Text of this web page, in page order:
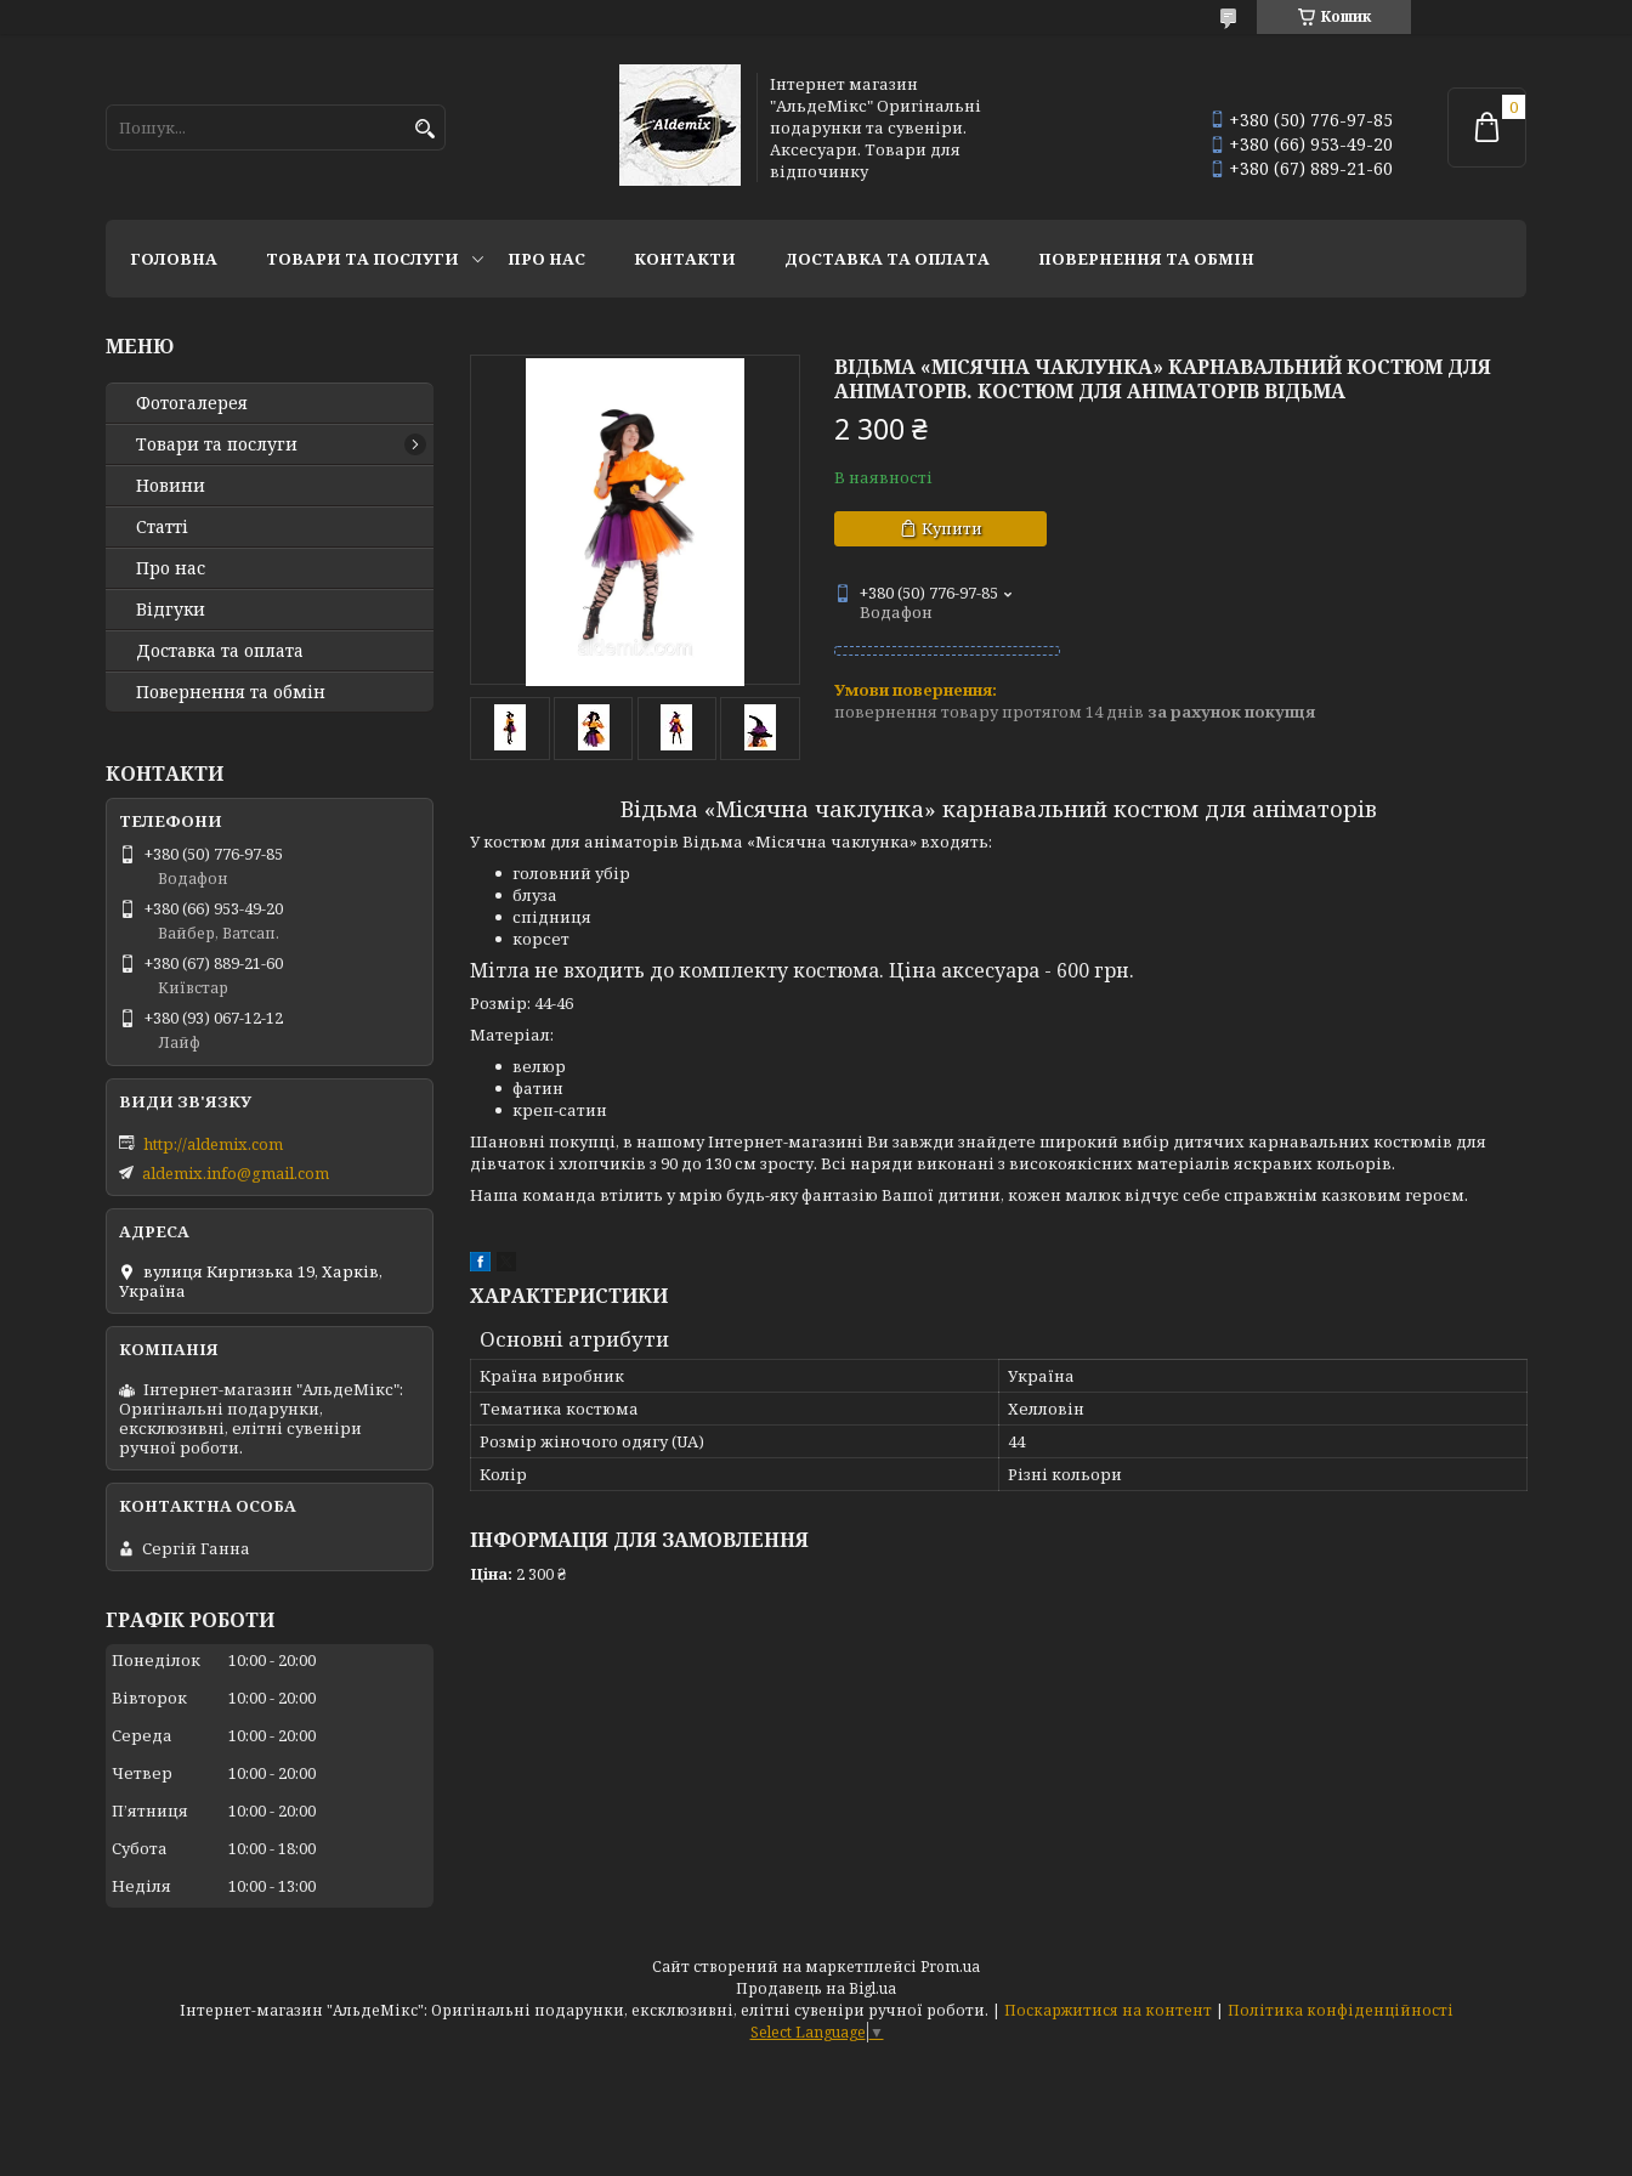
Кошик
Інтернет магазин
"АльдеМікс" Оригінальні
подарунки та сувеніри.
Аксесуари. Товари для
відпочинку
+380 (50) 776-97-85
+380 (66) 953-49-20
+380 (67) 889-21-60
ГОЛОВНА ТОВАРИ ТА ПОСЛУГИ ПРО НАС КОНТАКТИ ДОСТАВКА ТА ОПЛАТА ПОВЕРНЕННЯ ТА ОБМІН
ВІДЬМА «МІСЯЧНА ЧАКЛУНКА» КАРНАВАЛЬНИЙ КОСТЮМ ДЛЯ
АНІМАТОРІВ. КОСТЮМ ДЛЯ АНІМАТОРІВ ВІДЬМА
2 300 ₴
В наявності
Купити
+380 (50) 776-97-85
Водафон
повернення товару протягом 14 днів за рахунок покупця
Відьма «Місячна чаклунка» карнавальний костюм для аніматорів
У костюм для аніматорів Відьма «Місячна чаклунка» входять:
головний убір
блуза
спідниця
корсет
Мітла не входить до комплекту костюма. Ціна аксесуара - 600 грн.
Розмір: 44-46
Матеріал:
велюр
фатин
креп-сатин
Шановні покупці, в нашому Інтернет-магазині Ви завжди знайдете широкий вибір дитячих карнавальних костюмів для
дівчаток і хлопчиків з 90 до 130 см зросту. Всі наряди виконані з високоякісних матеріалів яскравих кольорів.
Наша команда втілить у мрію будь-яку фантазію Вашої дитини, кожен малюк відчує себе справжнім казковим героєм.
ХАРАКТЕРИСТИКИ
Основні атрибути
Країна виробник
Україна
Тематика костюма
Хелловін
Розмір жіночого одягу (UA)
44
Колір
Різні кольори
ІНФОРМАЦІЯ ДЛЯ ЗАМОВЛЕННЯ
Ціна: 2 300 ₴
Фотогалерея
Товари та послуги
Новини
Статті
Про нас
Відгуки
Доставка та оплата
Повернення та обмін
КОНТАКТИ
+380 (50) 776-97-85
Водафон
+380 (66) 953-49-20
Вайбер, Ватсап.
+380 (67) 889-21-60
Київстар
+380 (93) 067-12-12
Лайф
http://aldemix.com
aldemix.info@gmail.com
вулиця Киргизька 19, Харків,
Україна
Інтернет-магазин "АльдеМікс":
Оригінальні подарунки,
ексклюзивні, елітні сувеніри
ручної роботи.
Сергій Ганна
ГРАФІК РОБОТИ
Понеділок 10:00
20:00
Вівторок
10:00
20:00
Середа
10:00
20:00
Четвер
10:00
20:00
Пʼятниця
10:00
20:00
Субота
10:00 18:00
Неділя
10:00 13:00
Сайт створений на маркетплейсі Prom.ua
Продавець на Bigl.ua
Інтернет-магазин "АльдеМікс": Оригінальні подарунки, ексклюзивні, елітні сувеніри ручної роботи. | Поскаржитися на контент | Політика конфіденційності
Select Language ▼